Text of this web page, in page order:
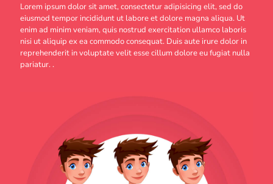
Lorem ipsum dolor sit amet, consectetur adipisicing elit, sed do
eiusmod tempor incididunt ut labore et dolore magna aliqua. Ut
enim ad minim veniam, quis nostrud exercitation ullamco laboris
nisi ut aliquip ex ea commodo consequat. Duis aute irure dolor in
reprehenderit in voluptate velit esse cillum dolore eu fugiat nulla
pariatur. .